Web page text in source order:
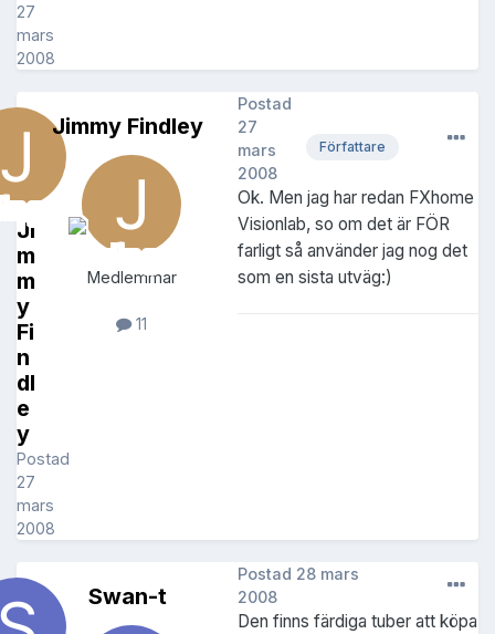
27
mars
2008
Ji
m
m
y
Fi
n
dl
e
y
Postad
27
mars
2008
Jimmy Findley
Medlemmar
11
Författare
Postad
27
mars
2008
Ok. Men jag har redan FXhome
Visionlab, so om det är FÖR
farligt så använder jag nog det
som en sista utväg:)
Swan-t
Postad 28 mars
2008
Den finns färdiga tuber att köpa